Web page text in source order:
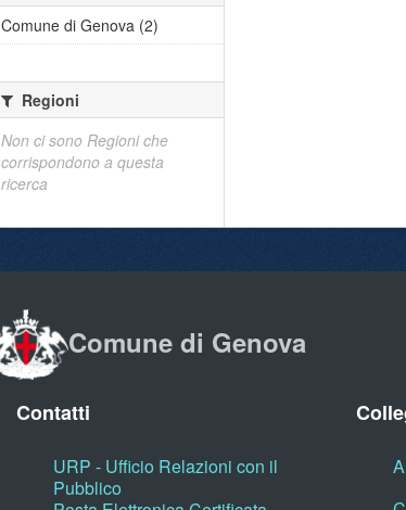
Comune di Genova (2)
Regioni
Non ci sono Regioni che
corrispondono a questa
ricerca
Comune di Genova
Contatti
URP - Ufficio Relazioni con il
Pubblico